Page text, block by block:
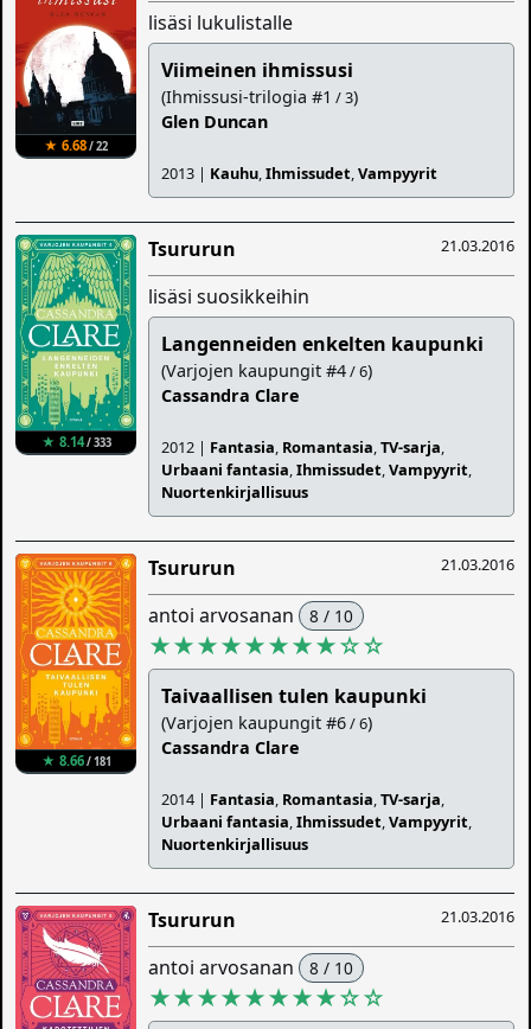
★ 6.68/ 22
lisäsi lukulistalle
Viimeinen ihmissusi
(Ihmissusi-trilogia #1 / 3)
Glen Duncan
2013 | Kauhu,Ihmissudet,Vampyyrit
★ 8.14/ 333
21.03.2016
Tsururun
lisäsi suosikkeihin
Langenneiden enkelten kaupunki
(Varjojen kaupungit #4/ 6)
Cassandra Clare
2012 | Fantasia, Romantasia,TV-sarja,
Urbaani fantasia,Ihmissudet,Vampyyrit,
Nuortenkirjallisuus
★ 8.66/ 181
21.03.2016
Tsururun
antoi arvosanan 8 / 10
★★★★★★★★☆☆
Taivaallisen tulen kaupunki
(Varjojen kaupungit #6/ 6)
Cassandra Clare
2014 | Fantasia, Romantasia,TV-sarja,
Urbaani fantasia,Ihmissudet,Vampyyrit,
Nuortenkirjallisuus
21.03.2016
Tsururun
antoi arvosanan 8 / 10
★★★★★★★★☆☆